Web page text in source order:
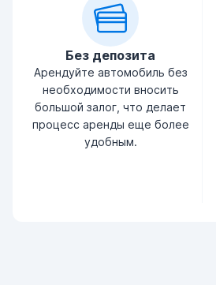
Без депозита
Арендуйте автомобиль без
необходимости вносить
большой залог, что делает
процесс аренды еще более
удобным.